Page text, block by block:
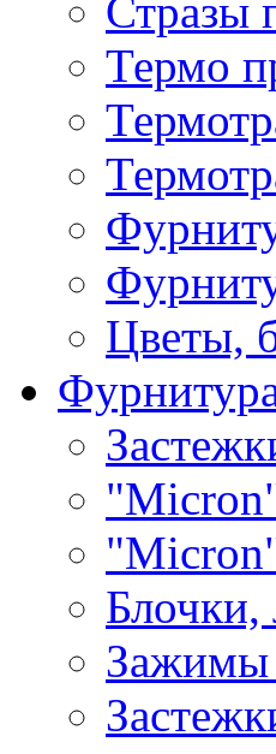
Стразы
Термо
Цветы,
Зажимы